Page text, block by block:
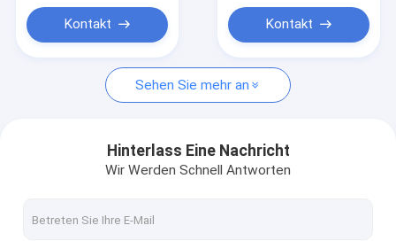
Bitte um ein Angebot
Shacman-LKW-Ersatzteile
Kipplaster
Traktor-LKW
Kontakt Kontakt
Sehen Sie mehr an
Hinterlass Eine Nachricht
Wir Werden Schnell Antworten